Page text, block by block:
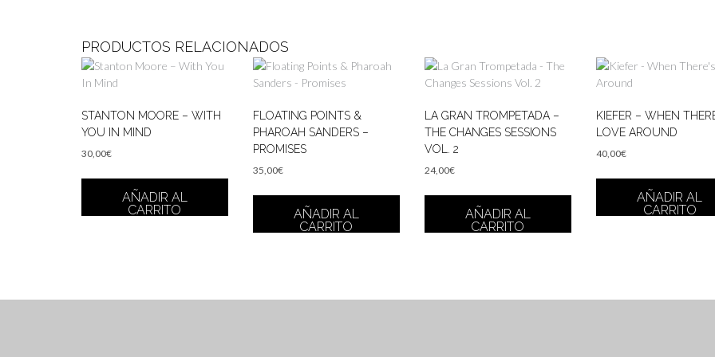
PRODUCTOS RELACIONADOS
STANTON MOORE – WITH
YOU IN MIND
30,00€
AÑADIR AL
CARRITO
FLOATING POINTS &
PHAROAH SANDERS –
PROMISES
35,00€
AÑADIR AL
CARRITO
LA GRAN TROMPETADA –
THE CHANGES SESSIONS
VOL. 2
24,00€
AÑADIR AL
CARRITO
KIEFER – WHEN
LOVE AROUND
40,00€
AÑADIR AL
CARRITO